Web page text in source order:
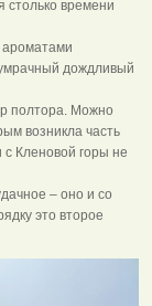
столько времени
дождливый
полтора. Можно
возникла часть
Кленовой горы не
– оно и со
это второе